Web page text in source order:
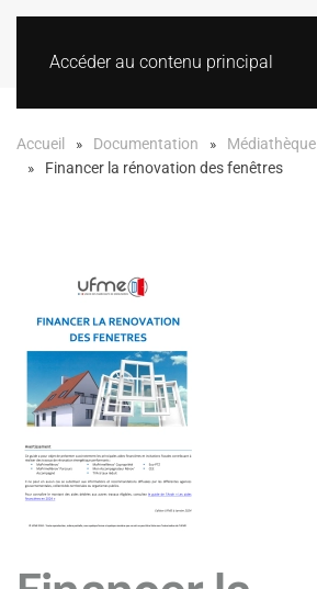
Accéder au contenu principal
Accueil Documentation Médiathèque
Financer la rénovation des fenêtres